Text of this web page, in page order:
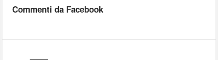
Commenti da Facebook